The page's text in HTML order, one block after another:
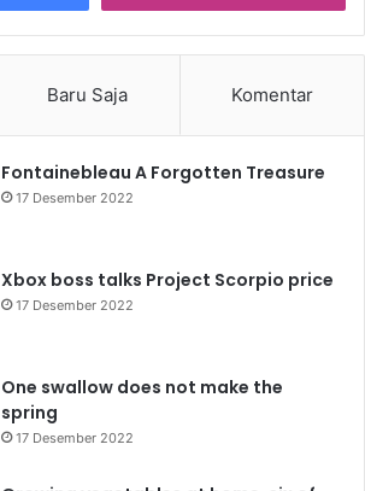
Baru Saja Komentar
Fontainebleau A Forgotten Treasure
17 Desember 2022
Xbox boss talks Project Scorpio price
17 Desember 2022
One swallow does not make the
spring
17 Desember 2022